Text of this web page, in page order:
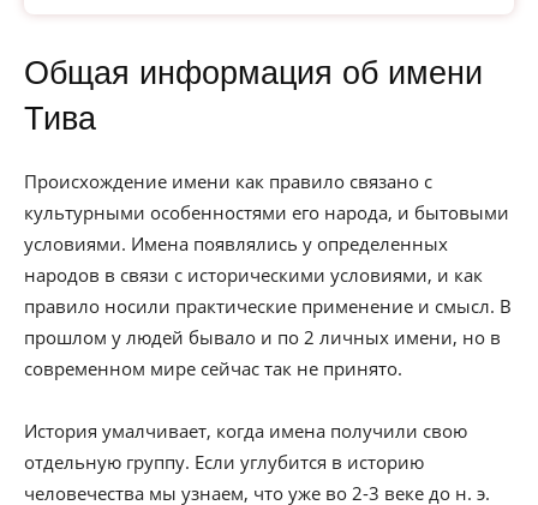
Общая информация об имени
Тива
Происхождение имени как правило связано с
культурными особенностями его народа, и бытовыми
условиями. Имена появлялись у определенных
народов в связи с историческими условиями, и как
правило носили практические применение и смысл. В
прошлом у людей бывало и по 2 личных имени, но в
современном мире сейчас так не принято.
История умалчивает, когда имена получили свою
отдельную группу. Если углубится в историю
человечества мы узнаем, что уже во 2-3 веке до н. э.